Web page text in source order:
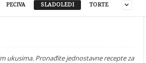
PECIVA SLADOLEDI TORTE
ukusima. Pronađite jednostavne recepte za